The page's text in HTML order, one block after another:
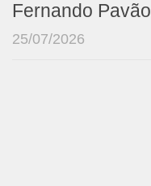
Fernando Pavão
25/07/2026